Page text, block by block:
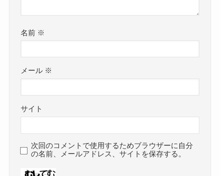
名前 ※
メール ※
サイト
次回のコメントで使用するためブラウザーに自分
の名前、メールアドレス、サイトを保存する。